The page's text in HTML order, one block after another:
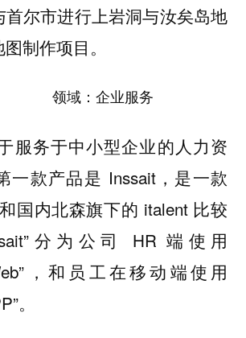
首尔市进行上岩洞与汝矣岛地
制作项目。
领域：企业服务
服务于中小型企业的人力资
一款产品是 Inssait，是一款
国内北森旗下的 italent 比较
分为公司 HR 端使用
，和员工在移动端使用
。